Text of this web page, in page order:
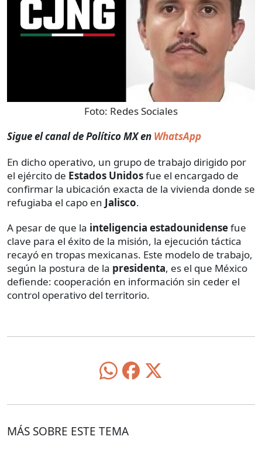
Foto: Redes Sociales
Sigue el canal de Político MX en WhatsApp
En dicho operativo, un grupo de trabajo dirigido por
el ejército de Estados Unidosfue el encargado de
confirmar la ubicación exacta de la vivienda donde se
refugiaba el capo en Jalisco.
A pesar de que la inteligencia estadounidensefue
clave para el éxito de la misión, la ejecución táctica
recayó en tropas mexicanas. Este modelo de trabajo,
según la postura de la presidenta, es el que México
defiende: cooperación en información sin ceder el
control operativo del territorio.
MÁS SOBRE ESTE TEMA